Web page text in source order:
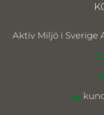
Aktiv Miljö i Sverige